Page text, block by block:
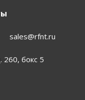
sales@rfnt.ru
260, бокс 5